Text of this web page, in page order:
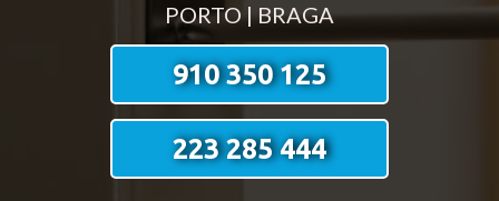
PORTO | BRAGA
910 350 125
223 285 444